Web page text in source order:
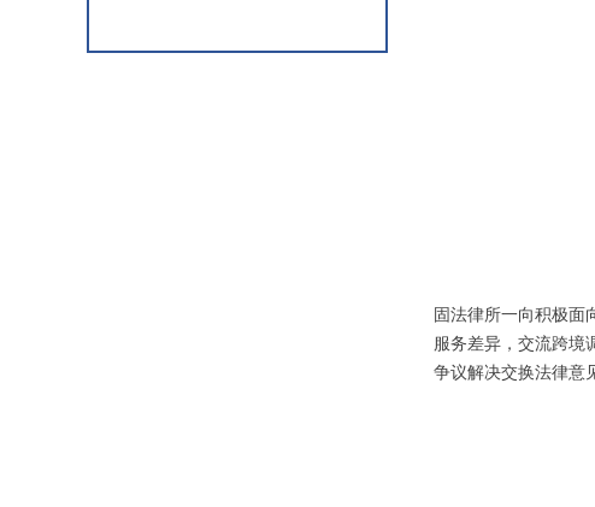
固法律所一向积极面
服务差异，交流跨境
争议解决交换法律意